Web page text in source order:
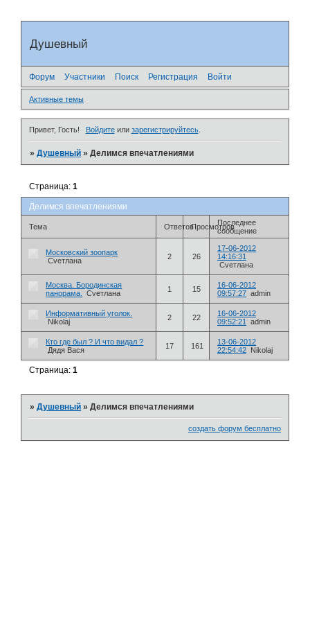
Душевный
Форум Участники Поиск Регистрация Войти
Активные темы
Привет, Гость! Войдитеили зарегистрируйтесь.
»Душевный »Делимся впечатлениями
Делимся впечатлениями
Страница:1
Тема ОтветовПросмотровПоследнее
сообщение
Московский зоопарк
Cveтлана
2 26
17-06-2012
14:16:31
Cveтлана
Москва. Бородинская
панорама.
Cveтлана 1 15
16-06-2012
09:57:27 admin
Информативный уголок.
Nikolaj
2 22
16-06-2012
09:52:21
admin
Кто где был ? И что видал ?
Дядя Вася
17 161
13-06-2012
22:54:42 Nikolaj
Страница:1
»Душевный »Делимся впечатлениями
создать форум бесплатно